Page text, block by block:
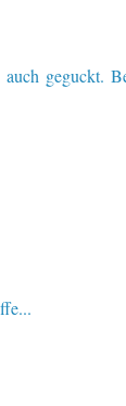
geguckt.